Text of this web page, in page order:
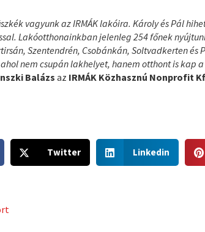
vagyunk az IRMÁK lakóira. Károly és Pál
Lakóotthonainkban jelenleg 254 főnek
Szentendrén, Csobánkán, Soltvadkerten és
nem csupán lakhelyet, hanem otthont is kap
Balázsaz IRMÁK Közhasznú Nonprofit
h
Twitter
h
Linkedin
h